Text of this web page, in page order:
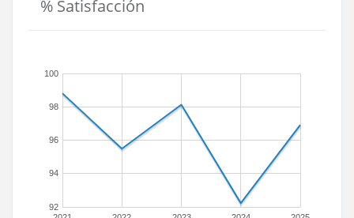
% Satisfacción
92
94
96
98
100